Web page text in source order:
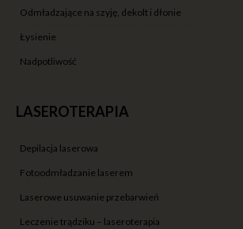
odmładzające na szyję, dekolt i dłonie
łysienie
nadpotliwość
LASEROTERAPIA
depilacja laserowa
fotoodmładzanie laserem
laserowe usuwanie przebarwień
leczenie trądziku – laseroterapia